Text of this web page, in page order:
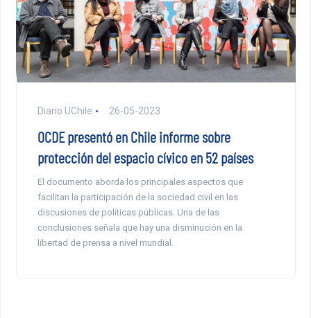
Diario UChile 26-05-2023
OCDE presentó en Chile informe sobre
protección del espacio cívico en 52 países
El documento aborda los principales aspectos que
facilitan la participación de la sociedad civil en las
discusiones de políticas públicas. Una de las
conclusiones señala que hay una disminución en la
libertad de prensa a nivel mundial.